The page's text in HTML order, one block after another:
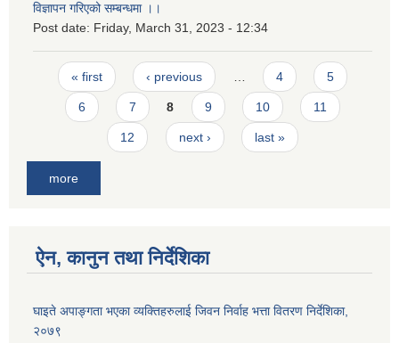
विज्ञापन गरिएको सम्बन्धमा ।।
Post date: Friday, March 31, 2023 - 12:34
Pages
« first ‹ previous 4 5
6 7 8 9 10 11
12 next › last »
more
ऐन, कानुन तथा निर्देशिका
घाइते अपाङ्गता भएका व्यक्तिहरुलाई जिवन निर्वाह भत्ता वितरण निर्देशिका,
२०७९